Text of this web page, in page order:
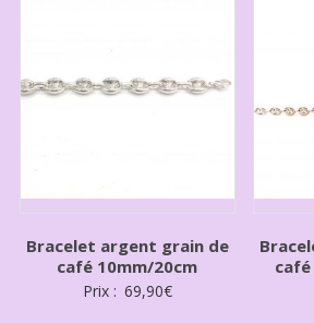
Bracelet argent grain de
café 10mm/20cm
Prix : 69,90€